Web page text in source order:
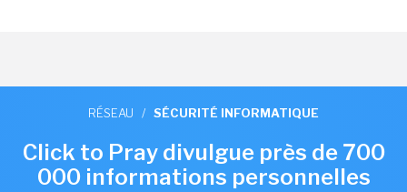
RÉSEAU / SÉCURITÉ INFORMATIQUE
Click to Pray divulgue près de 700
000 informations personnelles